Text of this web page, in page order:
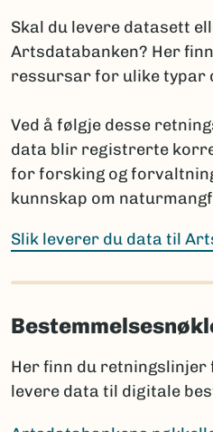
International Code of
Fungi and Plants
International Code of
slektsnavn + “sp. nov.”. Det
kommentar om planlagt
navnet skal publiseres i
Prosjektet har ansvar for å
skjer lenge etter prosjektets
Sammenligning mot
innholdet i navneregisteret
listesøket.
Dette hjelper med å:
Skal du levere datasett
Artsdatabanken? Her
ressursar for ulike typar
Ved å følgje desse
data blir registrerte
for forsking og
kunnskap om
Slik leverer du data til
Her finn du retningslinjer
levere data til digitale